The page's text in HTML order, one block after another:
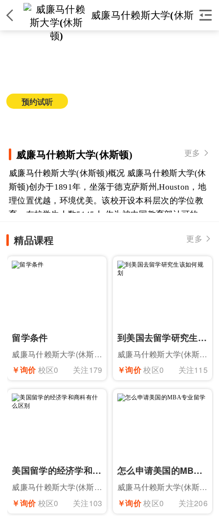
威廉马什赖斯大学(休斯
 
预约试听
威廉马什赖斯大学(休斯顿) 更多 
威廉马什赖斯大学(休斯顿)概况 威廉马什赖斯大学(休
斯顿)创办于1891年，坐落于德克萨斯州,Houston，地
理位置优越，环境优美。该校开设本科层次的学位教
育，在校学生人数5145人,作为被中国教育部认可的大
精品课程 更多 
留学条件
威廉马什赖斯大学(休斯顿)
￥询价 校区0 关注179
到美国去留学研究生该如何规划
威廉马什赖斯大学(休斯顿)
￥询价校区0 关注115
美国留学的经济学和商科有什么区别
威廉马什赖斯大学(休斯顿)
￥询价 校区0 关注103
怎么申请美国的MBA专业留学
威廉马什赖斯大学(休斯顿)
￥询价校区0 关注206